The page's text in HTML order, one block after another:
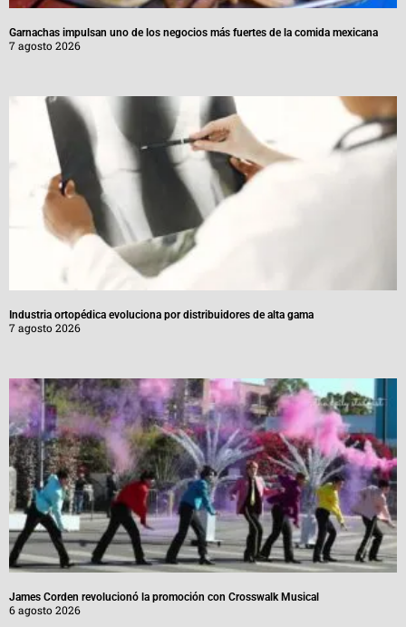
Garnachas impulsan uno de los negocios más fuertes de la comida mexicana
7 agosto 2026
Industria ortopédica evoluciona por distribuidores de alta gama
7 agosto 2026
James Corden revolucionó la promoción con Crosswalk Musical
6 agosto 2026